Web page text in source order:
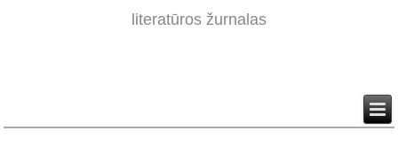
literatūros žurnalas